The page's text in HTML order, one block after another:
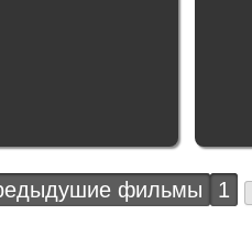
фильмы 1